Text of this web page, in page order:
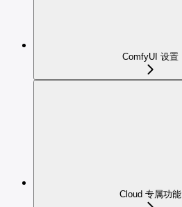
ComfyUI 设置
Cloud 专属功能